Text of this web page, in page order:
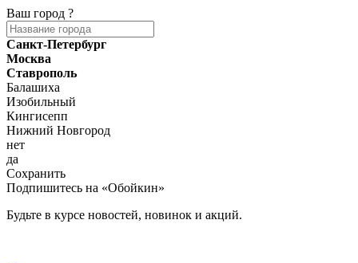
Ваш город ?
Санкт-Петербург
Москва
Ставрополь
Балашиха
Изобильный
Кингисепп
Нижний Новгород
нет
да
Сохранить
Подпишитесь на «Обойкин»
Будьте в курсе новостей, новинок и акций.